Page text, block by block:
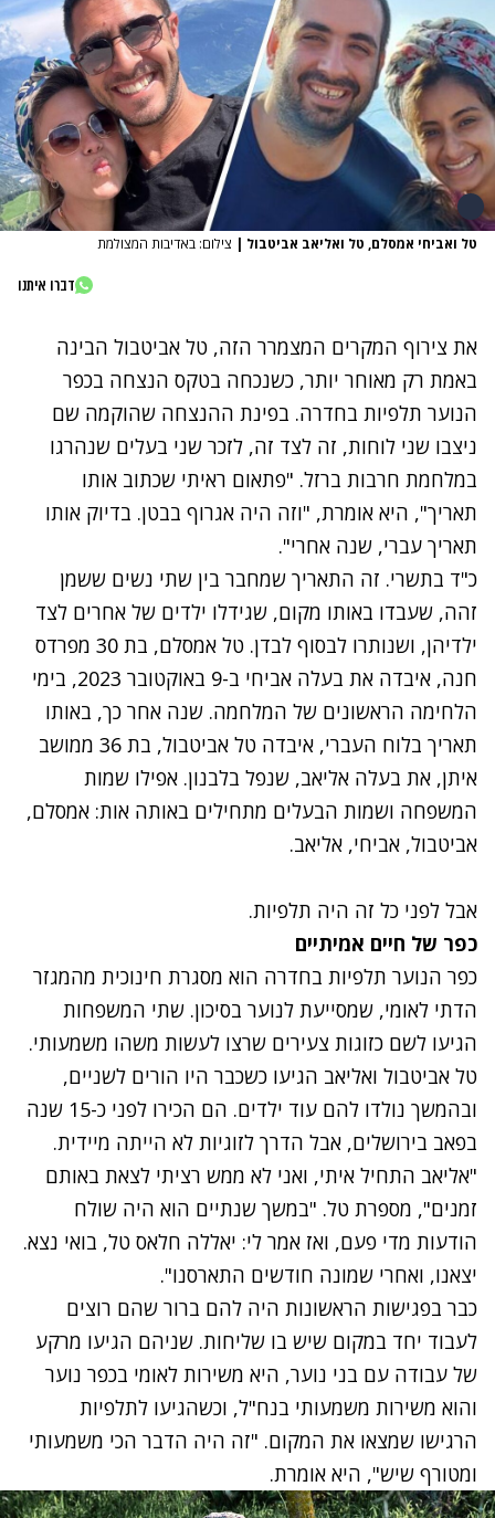
טל ואביחי אמסלם, טל ואליאב אביטבול | צילום: באדיבות המצולמת
דברו איתנו
את צירוף המקרים המצמרר הזה, טל אביטבול הבינה
באמת רק מאוחר יותר, כשנכחה בטקס הנצחה בכפר
הנוער תלפיות בחדרה. בפינת ההנצחה שהוקמה שם
ניצבו שני לוחות, זה לצד זה, לזכר שני בעלים שנהרגו
במלחמת חרבות ברזל. "פתאום ראיתי שכתוב אותו
תאריך", היא אומרת, "וזה היה אגרוף בבטן. בדיוק אותו
תאריך עברי, שנה אחרי".
כ"ד בתשרי. זה התאריך שמחבר בין שתי נשים ששמן
זהה, שעבדו באותו מקום, שגידלו ילדים של אחרים לצד
ילדיהן, ושנותרו לבסוף לבדן. טל אמסלם, בת 30 מפרדס
חנה, איבדה את בעלה אביחי ב-9 באוקטובר 2023, בימי
הלחימה הראשונים של המלחמה. שנה אחר כך, באותו
תאריך בלוח העברי, איבדה טל אביטבול, בת 36 ממושב
איתן, את בעלה אליאב, שנפל בלבנון. אפילו שמות
המשפחה ושמות הבעלים מתחילים באותה אות: אמסלם,
אביטבול, אביחי, אליאב.
אבל לפני כל זה היה תלפיות.
כפר של חיים אמיתיים
כפר הנוער תלפיות בחדרה הוא מסגרת חינוכית מהמגזר
הדתי לאומי, שמסייעת לנוער בסיכון. שתי המשפחות
הגיעו לשם כזוגות צעירים שרצו לעשות משהו משמעותי.
טל אביטבול ואליאב הגיעו כשכבר היו הורים לשניים,
ובהמשך נולדו להם עוד ילדים. הם הכירו לפני כ-15 שנה
בפאב בירושלים, אבל הדרך לזוגיות לא הייתה מיידית.
"אליאב התחיל איתי, ואני לא ממש רציתי לצאת באותם
זמנים", מספרת טל. "במשך שנתיים הוא היה שולח
הודעות מדי פעם, ואז אמר לי: יאללה חלאס טל, בואי נצא.
יצאנו, ואחרי שמונה חודשים התארסנו".
כבר בפגישות הראשונות היה להם ברור שהם רוצים
לעבוד יחד במקום שיש בו שליחות. שניהם הגיעו מרקע
של עבודה עם בני נוער, היא משירות לאומי בכפר נוער
והוא משירות משמעותי בנח"ל, וכשהגיעו לתלפיות
הרגישו שמצאו את המקום. "זה היה הדבר הכי משמעותי
ומטורף שיש", היא אומרת.